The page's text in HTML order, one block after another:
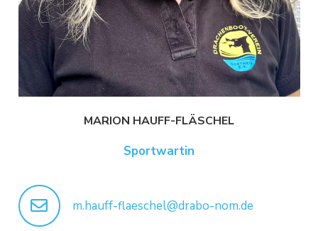
MARION HAUFF-FLÄSCHEL
Sportwartin
m.hauff-flaeschel@drabo-nom.de